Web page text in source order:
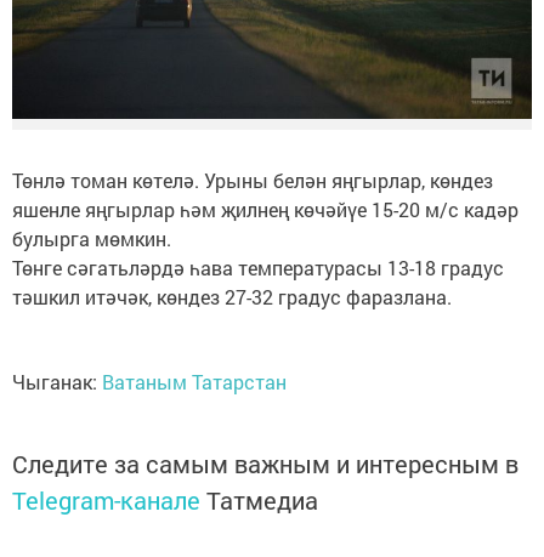
Төнлә томан көтелә. Урыны белән яңгырлар, көндез
яшенле яңгырлар һәм җилнең көчәйүе 15-20 м/с кадәр
булырга мөмкин.
Төнге сәгатьләрдә һава температурасы 13-18 градус
тәшкил итәчәк, көндез 27-32 градус фаразлана.
Чыганак: Ватаным Татарстан
Следите за самым важным и интересным в
Telegram-канале Татмедиа